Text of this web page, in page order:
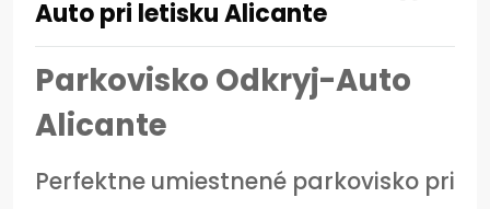
Auto pri letisku Alicante
Parkovisko Odkryj-Auto
Alicante
Perfektne umiestnené parkovisko pri